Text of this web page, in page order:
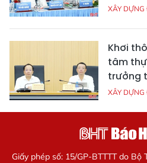
XÂY
Khơi
tâm
trưởng
XÂY
Giấy phép số: 15/GP-BTTTT do